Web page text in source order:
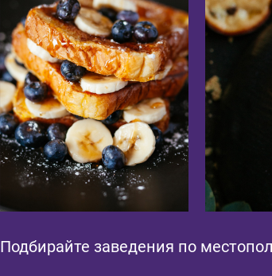
Подбирайте заведения по